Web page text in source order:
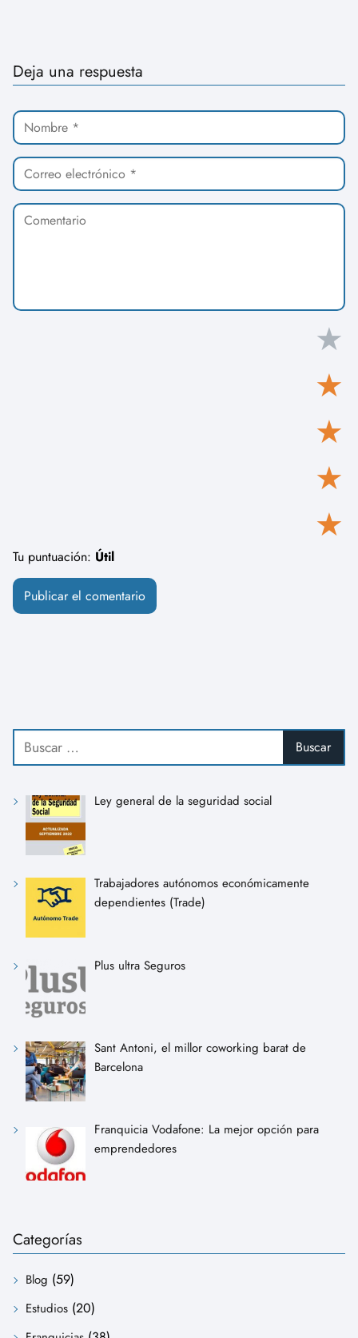
Deja una respuesta
★
★
★
★
★
Tu puntuación: Útil
Ley general de la seguridad social
Trabajadores autónomos económicamente
dependientes (Trade)
Plus ultra Seguros
Sant Antoni, el millor coworking barat de
Barcelona
Franquicia Vodafone: La mejor opción para
emprendedores
Categorías
Blog (59)
Estudios (20)